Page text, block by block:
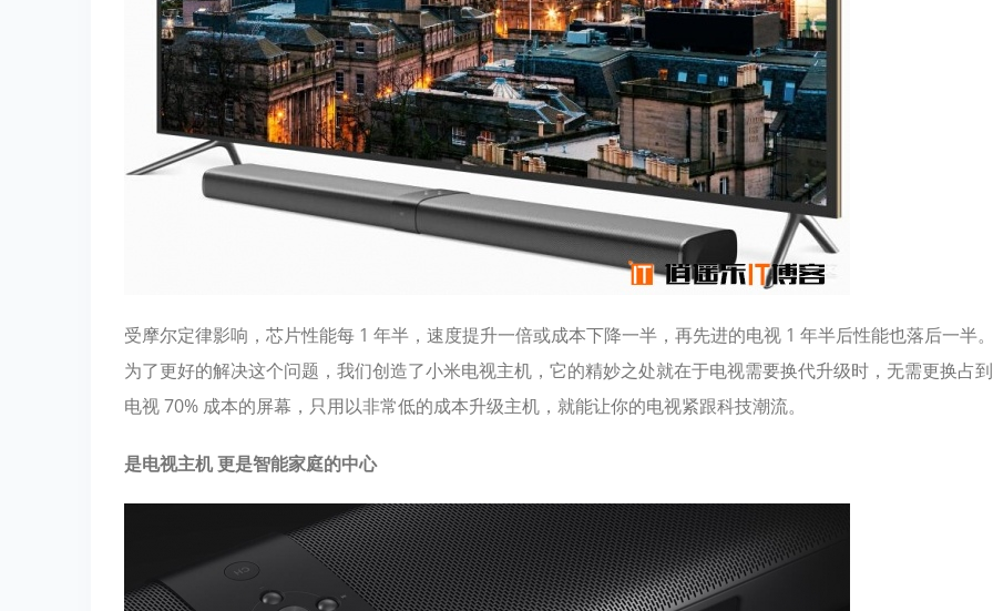
受摩尔定律影响，芯片性能每 1 年半，速度提升一倍或成本下降一半，再先进的电视 1 年半后性能也落后一半
为了更好的解决这个问题，我们创造了小米电视主机，它的精妙之处就在于电视需要换代升级时，无需更换占到
电视 70% 成本的屏幕，只用以非常低的成本升级主机，就能让你的电视紧跟科技潮流。
是电视主机 更是智能家庭的中心